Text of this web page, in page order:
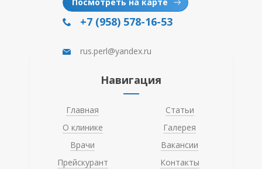
Навигация
Главная
О клинике
Врачи
Прейскурант
Статьи
Галерея
Вакансии
Контакты
+7 (958) 578-16-53
rus.perl@yandex.ru